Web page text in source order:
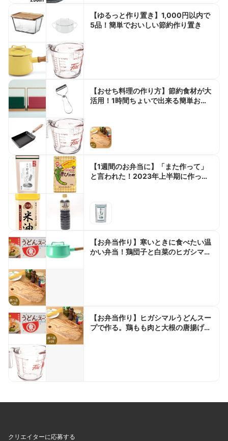
【ゆるっと作り置き】1,000円以内で
5品！簡単でおいしい節約作り置き
【おせち料理の作り方】節約食材が大
活用！1時間ちょいで出来る簡単おせ
【1週間のお弁当に】「また作って」
と言われた！2023年上半期に作った
【お弁当作り】寒いときに食べたい温
かい弁当！鶏団子と白菜のヒガシマル
【お弁当作り】ヒガシマルうどんスー
プで作る。鶏もも肉と大根の唐揚げ
クリエイターに応募する